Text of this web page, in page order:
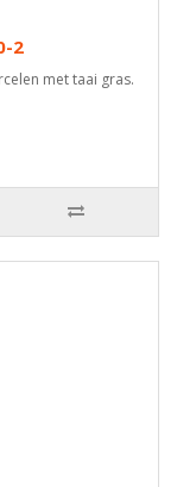
2
met taai gras.